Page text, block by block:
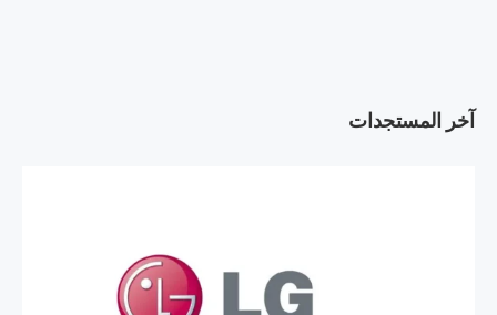
آخر المستجدات